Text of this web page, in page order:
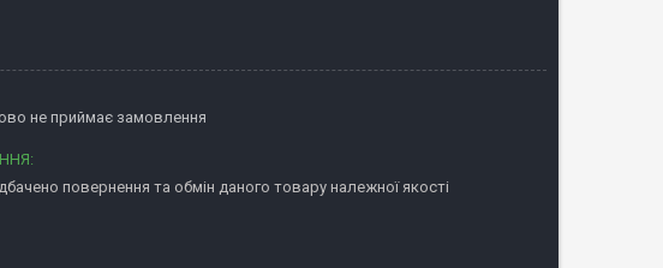
не приймає замовлення
повернення та обмін даного товару належної якості